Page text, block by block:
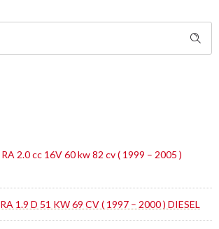
2.0 cc 16V 60 kw 82 cv ( 1999 – 2005 )
1.9 D 51 KW 69 CV ( 1997 – 2000 ) DIESEL